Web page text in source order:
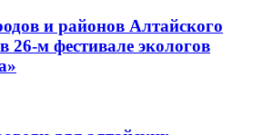
и районов Алтайского
26-м фестивале экологов